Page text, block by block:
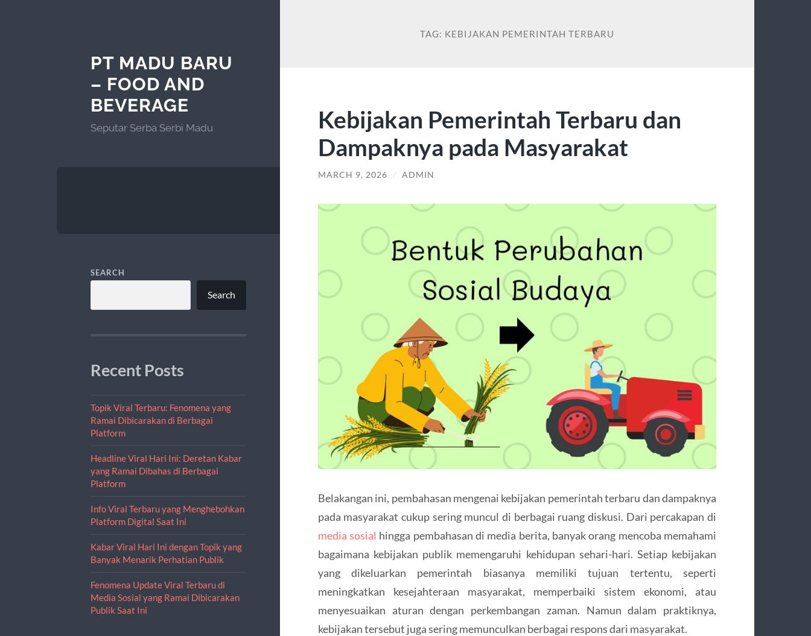
PT MADU BARU
– FOOD AND
BEVERAGE
Seputar Serba Serbi Madu
SEARCH
Search
Recent Posts
Topik Viral Terbaru: Fenomena yang
Ramai Dibicarakan di Berbagai
Platform
Headline Viral Hari Ini: Deretan Kabar
yang Ramai Dibahas di Berbagai
Platform
Info Viral Terbaru yang Menghebohkan
Platform Digital Saat Ini
Kabar Viral Hari Ini dengan Topik yang
Banyak Menarik Perhatian Publik
Fenomena Update Viral Terbaru di
Media Sosial yang Ramai Dibicarakan
Publik Saat Ini
TAG: KEBIJAKAN PEMERINTAH TERBARU
Kebijakan Pemerintah Terbaru dan
Dampaknya pada Masyarakat
MARCH 9, 2026 / ADMIN
Belakangan ini, pembahasan mengenai kebijakan pemerintah terbaru dan dampaknya
pada masyarakat cukup sering muncul di berbagai ruang diskusi. Dari percakapan di
media sosial hingga pembahasan di media berita, banyak orang mencoba memahami
bagaimana kebijakan publik memengaruhi kehidupan sehari-hari. Setiap kebijakan
yang dikeluarkan pemerintah biasanya memiliki tujuan tertentu, seperti
meningkatkan kesejahteraan masyarakat, memperbaiki sistem ekonomi, atau
menyesuaikan aturan dengan perkembangan zaman. Namun dalam praktiknya,
kebijakan tersebut juga sering memunculkan berbagai respons dari masyarakat.